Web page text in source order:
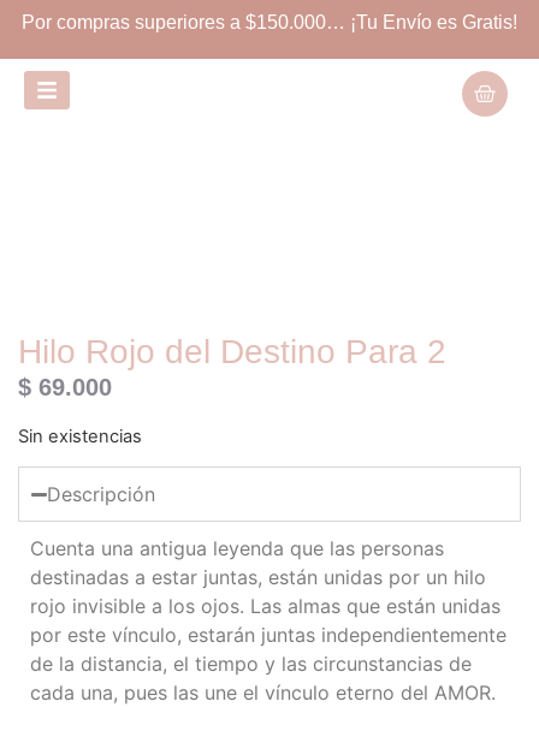
Por compras superiores a $150.000… ¡Tu Envío es Gratis!
Hilo Rojo del Destino Para 2
$ 69.000
Sin existencias
Descripción
Cuenta una antigua leyenda que las personas
destinadas a estar juntas, están unidas por un hilo
rojo invisible a los ojos. Las almas que están unidas
por este vínculo, estarán juntas independientemente
de la distancia, el tiempo y las circunstancias de
cada una, pues las une el vínculo eterno del AMOR.